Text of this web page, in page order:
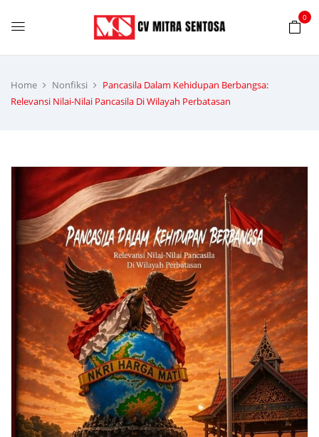
0
Home Nonfiksi
Pancasila Dalam Kehidupan Berbangsa:
Relevansi Nilai-Nilai Pancasila Di Wilayah Perbatasan